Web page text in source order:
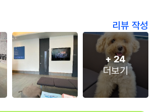
리뷰 작성
+24
더보기